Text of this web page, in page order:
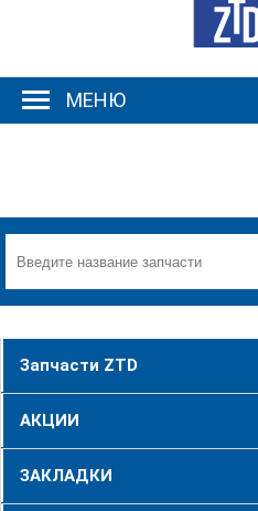
МЕНЮ
Запчасти ZTD
АКЦИИ
ЗАКЛАДКИ